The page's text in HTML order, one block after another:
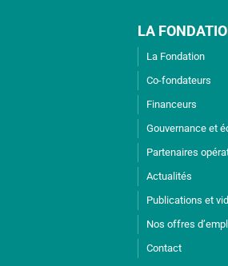
LA
La Fondation
Co-fondateurs
Financeurs
Gouvernance et
Partenaires
Actualités
Publications et
Nos offres
Contact